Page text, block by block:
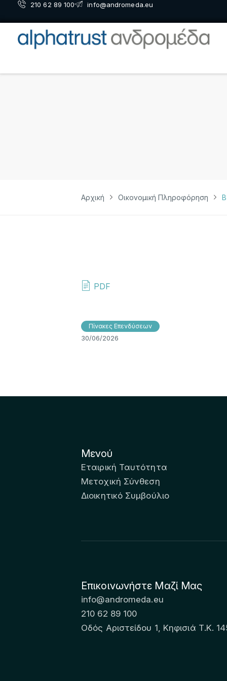
210 62 89 100 info@andromeda.eu
Αρχική Οικονομική Πληροφόρηση
PDF
Πίνακες Επενδύσεων
30/06/2026
Μενού
Εταιρική Ταυτότητα
Μετοχική Σύνθεση
Διοικητικό Συμβούλιο
Επικοινωνήστε Μαζί Μας
info@andromeda.eu
210 62 89 100
Οδός Αριστείδου 1, Κηφισιά Τ.Κ.